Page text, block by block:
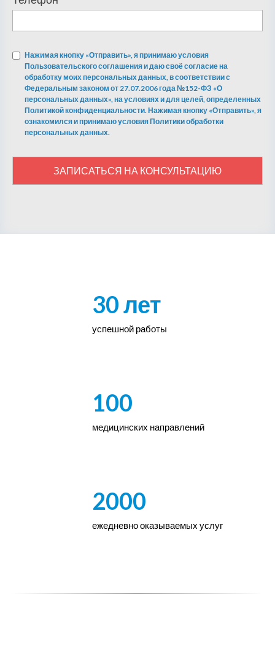
Нажимая кнопку «Отправить», я принимаю условия
Пользовательского соглашения и даю своё согласие на
обработку моих персональных данных, в соответствии с
Федеральным законом от 27.07.2006 года №152-ФЗ «О
персональных данных», на условиях и для целей, определенных
Политикой конфиденциальности. Нажимая кнопку «Отправить», я
ознакомился и принимаю условия Политики обработки
персональных данных.
ЗАПИСАТЬСЯ НА КОНСУЛЬТАЦИЮ
30 лет
успешной работы
100
медицинских направлений
2000
ежедневно оказываемых услуг